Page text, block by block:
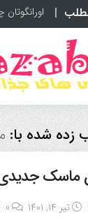
زده شده با:
ماسک جدیدی
تیر ۱۴, ۱۴۰۱ 0